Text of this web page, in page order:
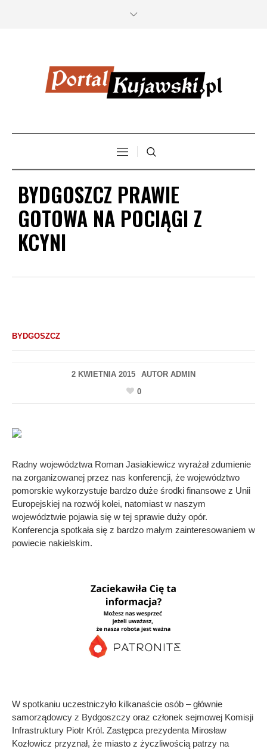
BYDGOSZCZ PRAWIE
GOTOWA NA POCIĄGI Z
KCYNI
BYDGOSZCZ
2 KWIETNIA 2015 AUTOR ADMIN
0
Radny województwa Roman Jasiakiewicz wyrażał zdumienie
na zorganizowanej przez nas konferencji, że województwo
pomorskie wykorzystuje bardzo duże środki finansowe z Unii
Europejskiej na rozwój kolei, natomiast w naszym
województwie pojawia się w tej sprawie duży opór.
Konferencja spotkała się z bardzo małym zainteresowaniem w
powiecie nakielskim.
W spotkaniu uczestniczyło kilkanaście osób – głównie
samorządowcy z Bydgoszczy oraz członek sejmowej Komisji
Infrastruktury Piotr Król. Zastępca prezydenta Mirosław
Kozłowicz przyznał, że miasto z życzliwością patrzy na